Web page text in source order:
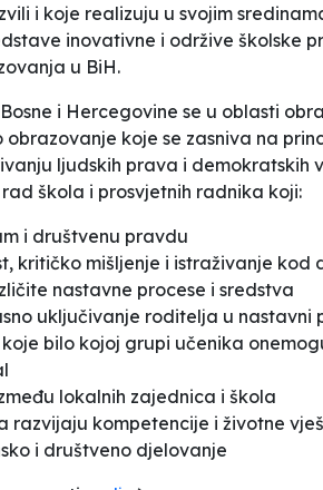
i koje realizuju u svojim
inovativne i održive školske
u BiH.
i Hercegovine se u oblasti
koje se zasniva na
ljudskih prava i demokratskih
škola i prosvjetnih radnika koji:
i društvenu pravdu
kritičko mišljenje i istraživanje kod
nastavne procese i sredstva
uključivanje roditelja u nastavni
bilo kojoj grupi učenika
lokalnih zajednica i škola
razvijaju kompetencije i životne
i društveno djelovanje